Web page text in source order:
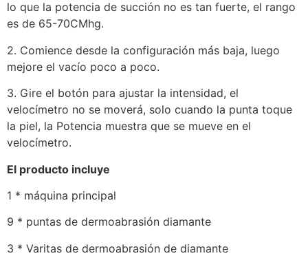
lo que la potencia de succión no es tan fuerte, el rango
es de 65-70CMhg.
2. Comience desde la configuración más baja, luego
mejore el vacío poco a poco.
3. Gire el botón para ajustar la intensidad, el
velocímetro no se moverá, solo cuando la punta toque
la piel, la Potencia muestra que se mueve en el
velocímetro.
El producto incluye
1 * máquina principal
9 * puntas de dermoabrasión diamante
3 * Varitas de dermoabrasión de diamante